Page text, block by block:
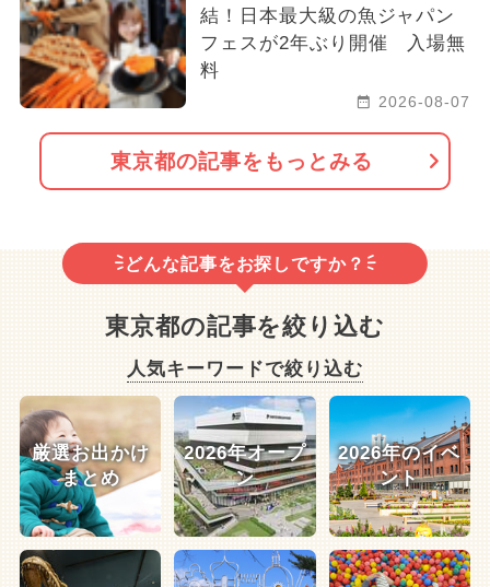
結！日本最大級の魚ジャパン
フェスが2年ぶり開催 入場無
料
2026-08-07
東京都の記事をもっとみる
どんな記事をお探しですか？
東京都の記事を絞り込む
人気キーワードで絞り込む
厳選お出かけ
まとめ
2026年オープ
ン
2026年のイベ
ント